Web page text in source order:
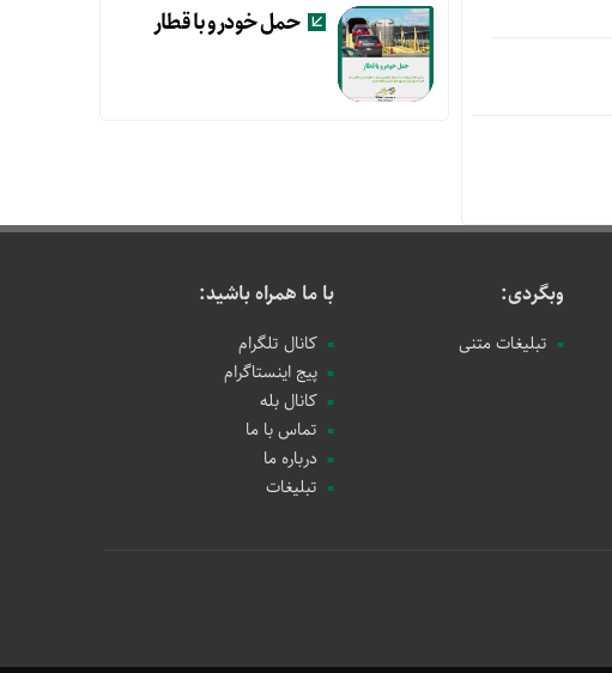
حمل خودرو با قطار
وبگردی:
تبلیغات متنی
با ما همراه باشید:
کانال تلگرام
پیج اینستاگرام
کانال بله
تماس با ما
درباره ما
تبلیغات